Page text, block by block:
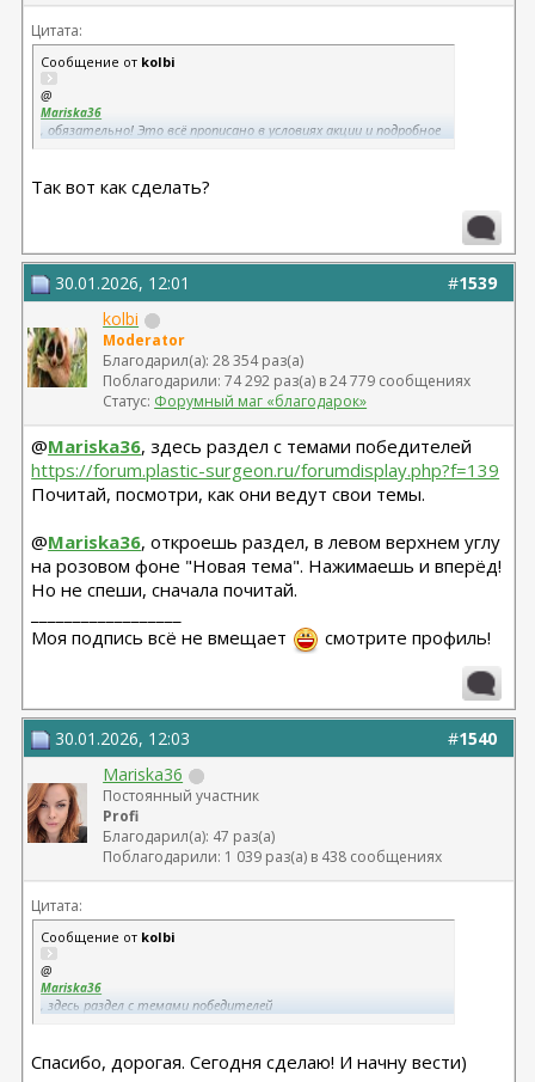
Цитата:
Сообщение от kolbi
@
Mariska36
, обязательно! Это всё прописано в условиях акции и подробное
Так вот как сделать?
#1539
30.01.2026, 12:01
kolbi
Moderator
Благодарил(а): 28 354 раз(а)
Поблагодарили: 74 292 раз(а) в 24 779 сообщениях
Статус: Форумный маг «благодарок»
@Mariska36, здесь раздел с темами победителей
https://forum.plastic-surgeon.ru/forumdisplay.php?f=139
Почитай, посмотри, как они ведут свои темы.
@Mariska36, откроешь раздел, в левом верхнем углу
на розовом фоне "Новая тема". Нажимаешь и вперёд!
Но не спеши, сначала почитай.
Моя подпись всё не вмещает
смотрите профиль!
#1540
30.01.2026, 12:03
Mariska36
Постоянный участник
Profi
Благодарил(а): 47 раз(а)
Поблагодарили: 1 039 раз(а) в 438 сообщениях
Цитата:
Сообщение от kolbi
@
Mariska36
, здесь раздел с темами победителей
Почитай, посмотри, как они ведут свои темы.
Спасибо, дорогая. Сегодня сделаю! И начну вести)